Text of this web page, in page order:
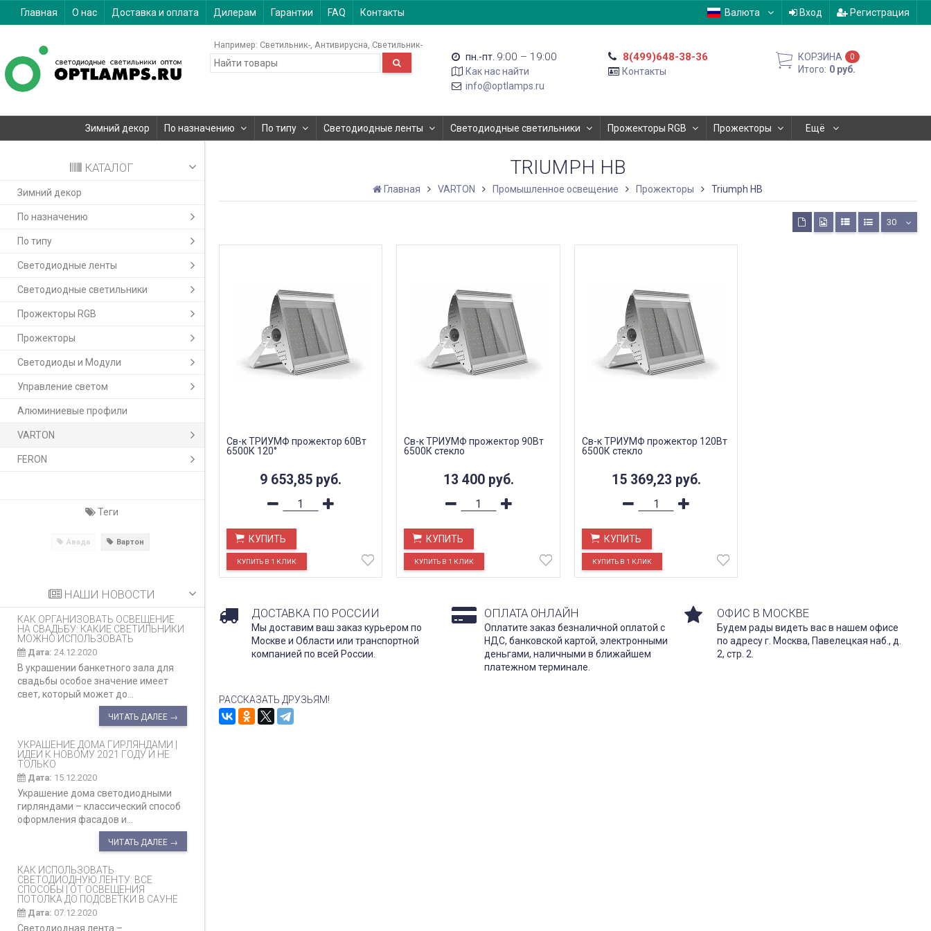
Главная О нас Доставка и оплата Дилерам Гарантии FAQ Контакты Валюта Вход Регистрация
Например: Светильник- Антивирусна Светильник-
пн.-пт. 9:00 – 19:00
Как нас найти
info@optlamps.ru
8(499)648-38-36
Контакты
КОРЗИНА 0
Итого: 0 руб.
Зимний декор По назначению По типу Светодиодные ленты Светодиодные светильники Прожекторы RGB Прожекторы Ещё
КАТАЛОГ
Зимний декор
По назначению
По типу
Светодиодные ленты
Светодиодные светильники
Прожекторы RGB
Прожекторы
Светодиоды и Модули
Управление светом
Алюминиевые профили
VARTON
FERON
Теги
Авада Вартон
НАШИ НОВОСТИ
КАК ОРГАНИЗОВАТЬ ОСВЕЩЕНИЕ
НА СВАДЬБУ: КАКИЕ СВЕТИЛЬНИКИ
МОЖНО ИСПОЛЬЗОВАТЬ
Дата: 24.12.2020
В украшении банкетного зала для
свадьбы особое значение имеет
свет, который может до...
ЧИТАТЬ ДАЛЕЕ →
УКРАШЕНИЕ ДОМА ГИРЛЯНДАМИ |
ИДЕИ К НОВОМУ 2021 ГОДУ И НЕ
ТОЛЬКО
Дата: 15.12.2020
Украшение дома светодиодными
гирляндами – классический способ
оформления фасадов и...
ЧИТАТЬ ДАЛЕЕ →
КАК ИСПОЛЬЗОВАТЬ
СВЕТОДИОДНУЮ ЛЕНТУ: ВСЕ
СПОСОБЫ | ОТ ОСВЕЩЕНИЯ
ПОТОЛКА ДО ПОДСВЕТКИ В САУНЕ
Дата: 07.12.2020
Светодиодная лента –
TRIUMPH HB
Главная VARTON Промышленное освещение Прожекторы Triumph HB
30
Св-к ТРИУМФ прожектор 60Вт
6500К 120°
9 653,85 руб.
КУПИТЬ
Св-к ТРИУМФ прожектор 90Вт
6500К стекло
13 400 руб.
КУПИТЬ
Св-к ТРИУМФ прожектор 120Вт
6500К стекло
15 369,23 руб.
КУПИТЬ
ДОСТАВКА ПО РОССИИ
Мы доставим ваш заказ курьером по
Москве и Области или транспортной
компанией по всей России.
ОПЛАТА ОНЛАЙН
Оплатите заказ безналичной оплатой с
НДС, банковской картой, электронными
деньгами, наличными в ближайшем
платежном терминале.
ОФИС В МОСКВЕ
Будем рады видеть вас в нашем офисе
по адресу г. Москва, Павелецкая наб., д.
2, стр. 2.
РАССКАЗАТЬ ДРУЗЬЯМ!